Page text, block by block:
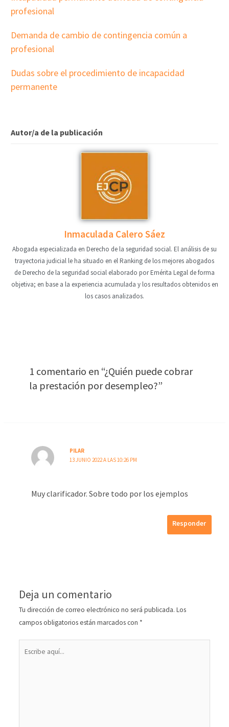
profesional
Demanda de cambio de contingencia común a
profesional
Dudas sobre el procedimiento de incapacidad
permanente
Autor/a de la publicación
Inmaculada Calero Sáez
Abogada especializada en Derecho de la seguridad social. El análisis de su
trayectoria judicial le ha situado en el Ranking de los mejores abogados
de Derecho de la seguridad social elaborado por Emérita Legal de forma
objetiva; en base a la experiencia acumulada y los resultados obtenidos en
los casos analizados.
1 comentario en “¿Quién puede cobrar
la prestación por desempleo?”
PILAR
13 JUNIO 2022 A LAS 10:26 PM
Muy clarificador. Sobre todo por los ejemplos
Responder
Deja un comentario
Tu dirección de correo electrónico no será publicada. Los
campos obligatorios están marcados con *